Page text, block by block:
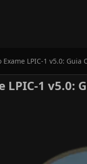
LPIC-1 v5.0: Guia
LPIC-1 v5.0: